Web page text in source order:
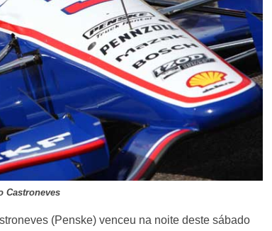
Castroneves
(Penske) venceu na noite deste sábado